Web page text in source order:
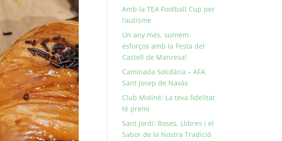
Amb la TEA Football Cup per
l’autisme
Un any més, sumem
esforços amb la Festa del
Castell de Manresa!
Caminada Solidària – AFA
Sant Josep de Navàs
Club Moliné: La teva fidelitat
té premi
Sant Jordi: Roses, Llibres i el
Sabor de la Nostra Tradició